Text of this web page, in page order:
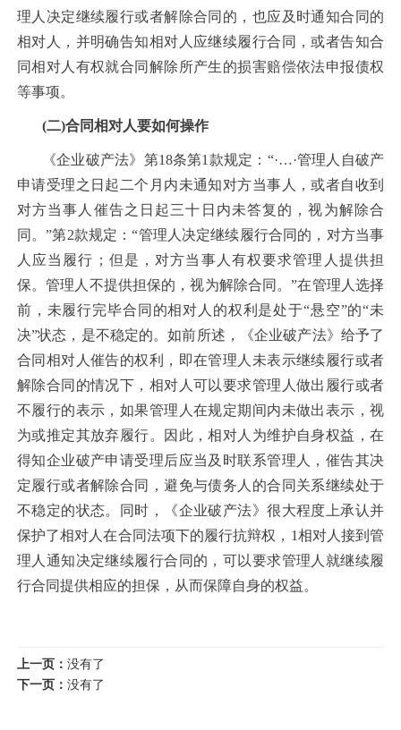
理人决定继续履行或者解除合同的，也应及时通知合同的
相对人，并明确告知相对人应继续履行合同，或者告知合
同相对人有权就合同解除所产生的损害赔偿依法申报债权
等事项。
(二)合同相对人要如何操作
《企业破产法》第18条第1款规定：“·…·管理人自破产
申请受理之日起二个月内未通知对方当事人，或者自收到
对方当事人催告之日起三十日内未答复的，视为解除合
同。”第2款规定：“管理人决定继续履行合同的，对方当事
人应当履行；但是，对方当事人有权要求管理人提供担
保。管理人不提供担保的，视为解除合同。”在管理人选择
前，未履行完毕合同的相对人的权利是处于“悬空”的“未
决”状态，是不稳定的。如前所述，《企业破产法》给予了
合同相对人催告的权利，即在管理人未表示继续履行或者
解除合同的情况下，相对人可以要求管理人做出履行或者
不履行的表示，如果管理人在规定期间内未做出表示，视
为或推定其放弃履行。因此，相对人为维护自身权益，在
得知企业破产申请受理后应当及时联系管理人，催告其决
定履行或者解除合同，避免与债务人的合同关系继续处于
不稳定的状态。同时，《企业破产法》很大程度上承认并
保护了相对人在合同法项下的履行抗辩权，1相对人接到管
理人通知决定继续履行合同的，可以要求管理人就继续履
行合同提供相应的担保，从而保障自身的权益。
上一页： 没有了
下一页： 没有了